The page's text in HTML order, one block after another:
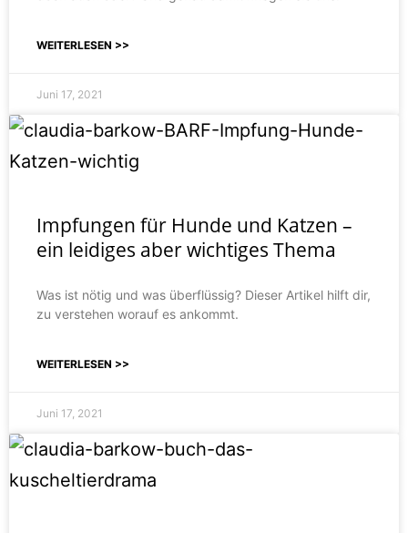
WEITERLESEN >>
Juni 17, 2021
Impfungen für Hunde und Katzen –
ein leidiges aber wichtiges Thema
Was ist nötig und was überflüssig? Dieser Artikel hilft dir,
zu verstehen worauf es ankommt.
WEITERLESEN >>
Juni 17, 2021